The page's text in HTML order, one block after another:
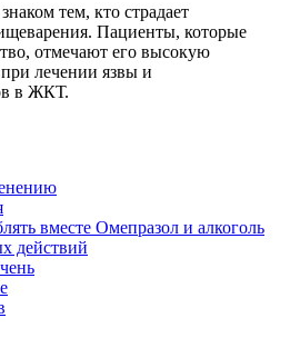
тем, кто страдает
Пациенты, которые
отмечают его высокую
лечении язвы и
в ЖКТ.
вместе Омепразол и алкоголь
действий